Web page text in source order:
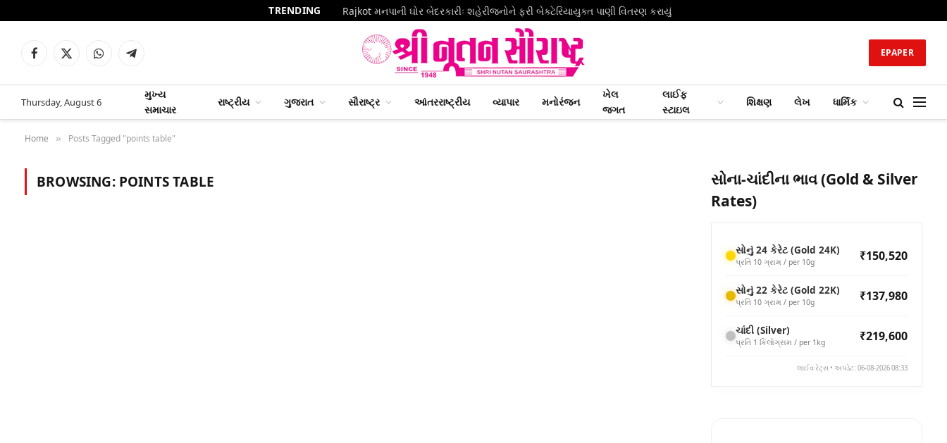
TRENDING Rajkot મનપાની ઘોર બેદરકારીઃ શહેરીજનોને ફરી બેક્ટેરિયાયુક્ત પાણી વિતરણ કરાયું
Facebook
X
WhatsAppTelegram EPAPER
Thursday, August 6
મુખ્ય
સમાચાર
રાષ્ટ્રીય ગુજરાત સૌરાષ્ટ્ર આંતરરાષ્ટ્રીય વ્યાપાર મનોરંજન
ખેલ
જગત
લાઈફ
સ્ટાઇલ
શિક્ષણ લેખ ધાર્મિક
Home » Posts Tagged "points table"
BROWSING: POINTS TABLE
સોના-ચાંદીના ભાવ (Gold & Silver
Rates)
સોનું 24 કેરેટ (Gold 24K)
પ્રતિ 10 ગ્રામ / per 10g ₹150,520
સોનું 22 કેરેટ (Gold 22K)
પ્રતિ 10 ગ્રામ / per 10g ₹137,980
ચાંદી (Silver)
પ્રતિ 1 કિલોગ્રામ / per 1kg ₹219,600
લાઈવ રેટ્સ • અપડેટ: 06-08-2026 08:33